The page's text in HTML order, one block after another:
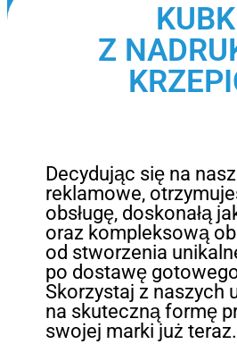
Z
Decydując się na
reklamowe,
obsługę, doskonałą
oraz kompleksową
od stworzenia
po dostawę
Skorzystaj z naszych
na skuteczną formę
swojej marki już teraz.